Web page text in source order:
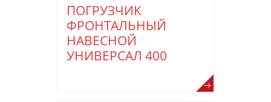
ПОГРУЗЧИК
ФРОНТАЛЬНЫЙ
НАВЕСНОЙ
УНИВЕРСАЛ 400